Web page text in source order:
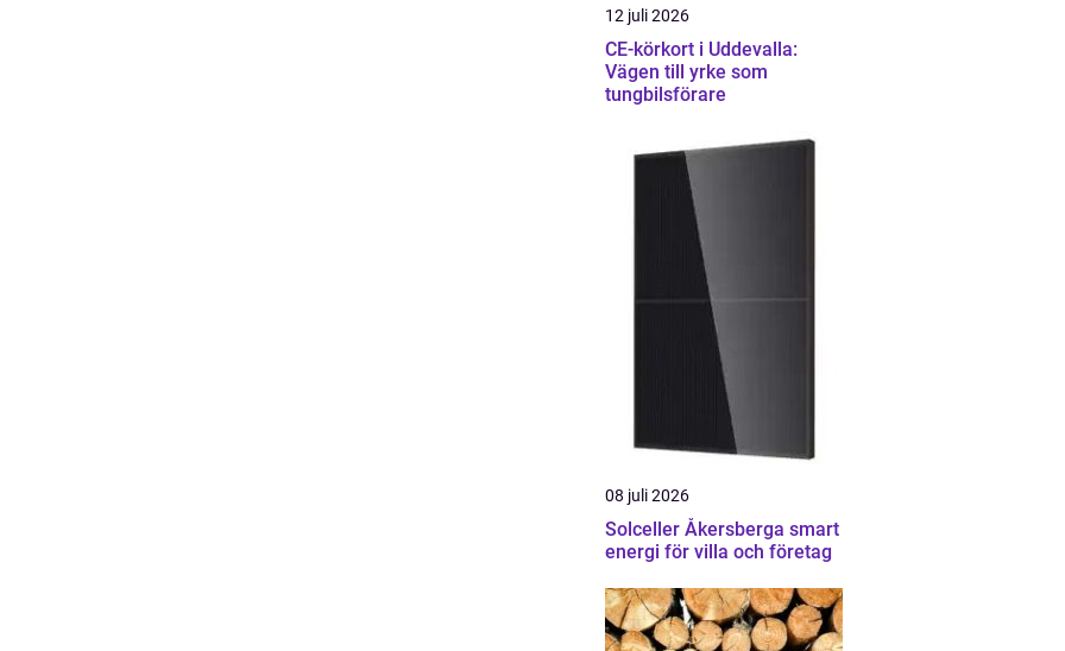
12 juli 2026
CE-körkort i Uddevalla:
Vägen till yrke som
tungbilsförare
08 juli 2026
Solceller Åkersberga smart
energi för villa och företag